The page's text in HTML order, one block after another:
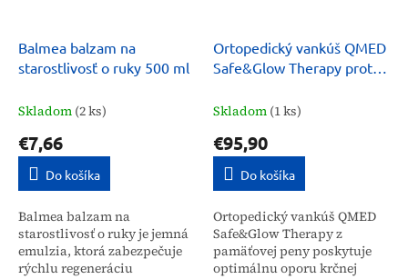
Balmea balzam na
starostlivosť o ruky 500 ml
Skladom (2 ks)
€7,66
Do košíka
Balmea balzam na
starostlivosť o ruky je jemná
emulzia, ktorá zabezpečuje
rýchlu regeneráciu
Ortopedický vankúš QMED
Safe&Glow Therapy proti
Skladom (1 ks)
€95,90
Do košíka
Ortopedický vankúš QMED
Safe&Glow Therapy z
pamäťovej peny poskytuje
optimálnu oporu krčnej